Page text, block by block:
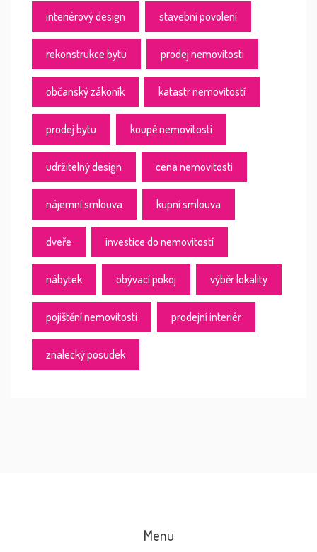
interiérový design stavební povolení
rekonstrukce bytu prodej nemovitosti
občanský zákoník katastr nemovitostí
prodej bytu koupě nemovitosti
udržitelný design cena nemovitosti
nájemní smlouva kupní smlouva
dveře investice do nemovitostí
nábytek obývací pokoj výběr lokality
pojištění nemovitosti prodejní interiér
znalecký posudek
Menu